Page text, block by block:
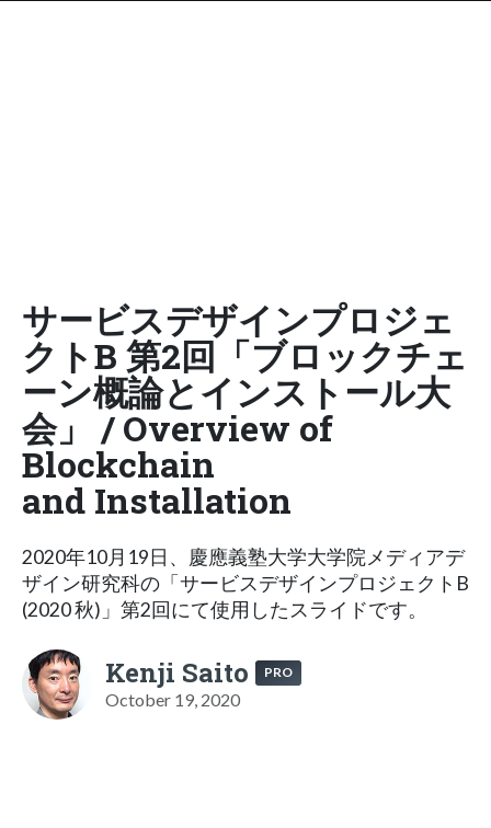
サービスデザインプロジェ
クトB 第2回「ブロックチェ
ーン概論とインストール大
会」 / Overview of
Blockchain
and Installation
2020年10月19日、慶應義塾大学大学院メディアデ
ザイン研究科の「サービスデザインプロジェクトB
(2020 秋)」第2回にて使用したスライドです。
Kenji Saito PRO
October 19, 2020